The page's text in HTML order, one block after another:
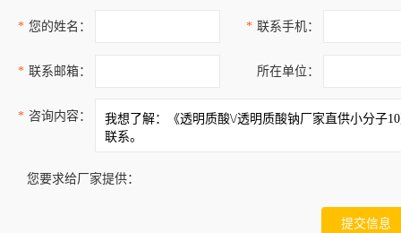
* 您的姓名： * 联系手机：
* 联系邮箱： 所在单位：
* 咨询内容：
您要求给厂家提供：